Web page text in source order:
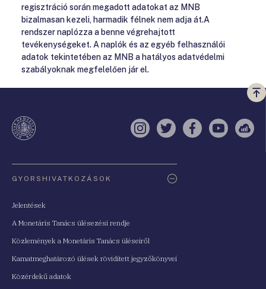
regisztráció során megadott adatokat az MNB
bizalmasan kezeli, harmadik félnek nem adja át.A
rendszer naplózza a benne végrehajtott
tevékenységeket. A naplók és az egyéb felhasználói
adatok tekintetében az MNB a hatályos adatvédelmi
szabályoknak megfelelően jár el.
a
Instagram
TwitterFacebook
YouTube
GYORSHIVATKOZÁSOK
Jelentések
A Monetáris Tanács ülésezési rendje
Közlemények a Monetáris Tanács üléseiről
Kamatmeghatározó ülések rövidített jegyzőkönyvei
Közérdekű adatok